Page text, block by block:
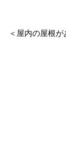
＜屋内の屋根